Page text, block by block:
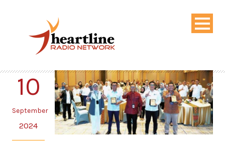
10
September
2024